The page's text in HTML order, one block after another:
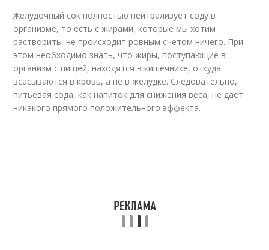
Желудочный сок полностью нейтрализует соду в
организме, то есть с жирами, которые мы хотим
растворить, не происходит ровным счетом ничего. При
этом необходимо знать, что жиры, поступающие в
организм с пищей, находятся в кишечнике, откуда
всасываются в кровь, а не в желудке. Следовательно,
питьевая сода, как напиток для снижения веса, не дает
никакого прямого положительного эффекта.